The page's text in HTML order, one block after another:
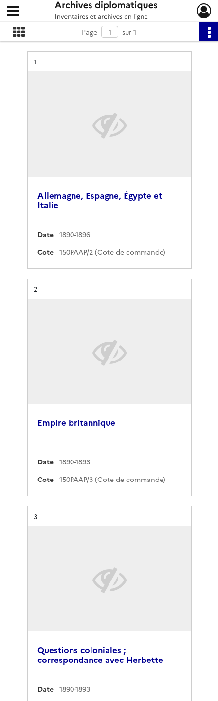
Archives diplomatiques
Ouvrir le menu déroulant
Page sur 1
Résultat n°
1
Allemagne, Espagne, Égypte et
Italie
Date
1890-1896
Cote
150PAAP/2 (Cote de commande)
Résultat n°
2
Empire britannique
Date
1890-1893
Cote
150PAAP/3 (Cote de commande)
Résultat n°
3
Questions coloniales ;
correspondance avec Herbette
Date
1890-1893